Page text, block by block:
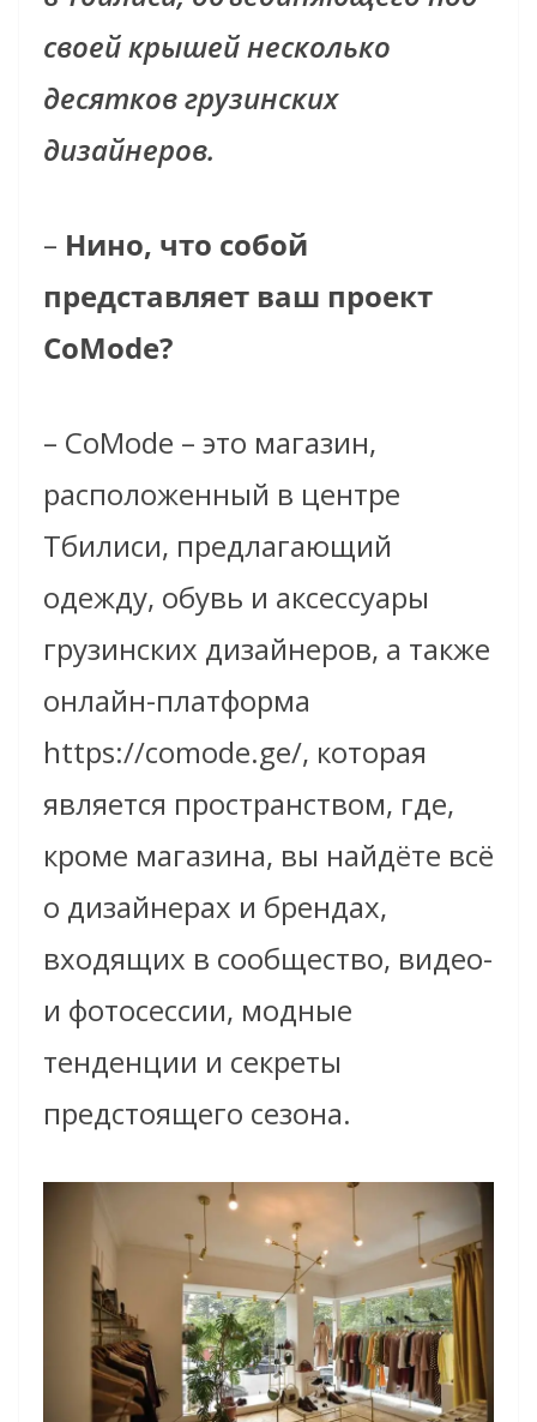
своей крышей несколько
десятков грузинских
дизайнеров.
– Нино, что собой
представляет ваш проект
CoMode?
– CoMode – это магазин,
расположенный в центре
Тбилиси, предлагающий
одежду, обувь и аксессуары
грузинских дизайнеров, а также
онлайн-платформа
https://comode.ge/, которая
является пространством, где,
кроме магазина, вы найдёте всё
о дизайнерах и брендах,
входящих в сообщество, видео-
и фотосессии, модные
тенденции и секреты
предстоящего сезона.